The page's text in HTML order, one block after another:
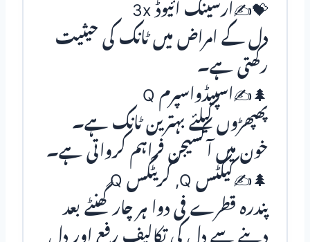
💝✍آرسینک آئیوڈ 3x
دل کے امراض میں ٹانک کی حیثیت
رکھتی ہے۔
🌲✍اسپیڈواسپرم Q
پھپھڑوں کیلئے بہترین ٹانک ہے۔
خون میں آکسیجن فراہم کرواتی ہے۔
🌲✍کیکٹس Q, کریٹگس Q
پندرہ قطرے فی دوا ہر چار گھنٹے بعد
دینے سے دل کی تکالیف رفع اور دل